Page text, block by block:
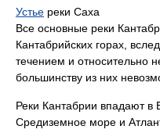
Устье реки Саха
Все основные реки
Кантабрийских горах,
течением и относительно
большинству из них
Реки Кантабрии впадают в
Средиземное море и